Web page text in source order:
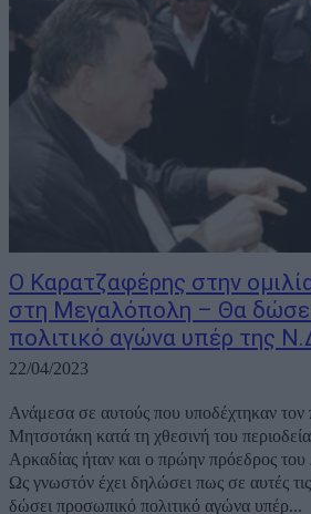
Ο Καρατζαφέρης στην
στη Μεγαλόπολη – Θα
πολιτικό αγώνα υπέρ της
22/04/2023
Ανάμεσα σε αυτούς που υποδέχτηκαν
Μητσοτάκη κατά τη χθεσινή του
Αρκαδίας ήταν και ο πρώην πρόεδρος
Ως γνωστόν έχει δηλώσει πως σε αυτές
δώσει προσωπικό πολιτικό αγώνα υπέρ...